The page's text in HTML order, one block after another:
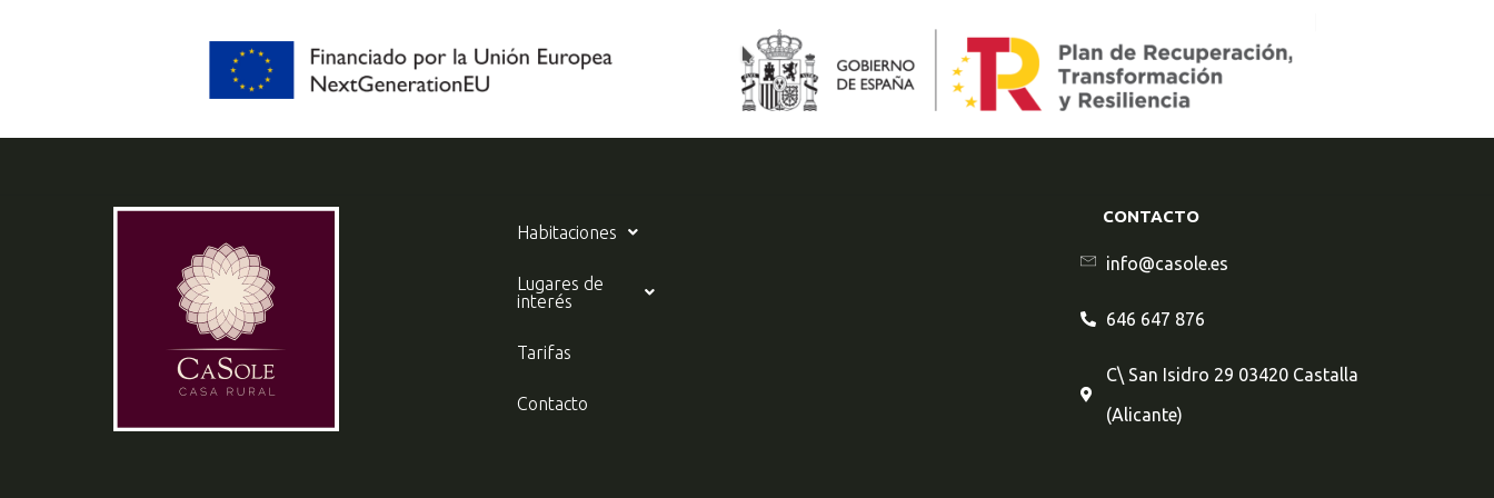
Habitaciones
Lugares de
interés
Tarifas
Contacto
CONTACTO
info@casole.es
646 647 876
C\ San Isidro 29 03420 Castalla
(Alicante)